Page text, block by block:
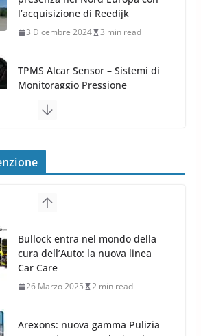
l’acquisizione di Reedijk
3 Dicembre 2024 3 min read
TPMS Alcar Sensor – Sistemi di
Monitoraggio Pressione
4 Aprile 2022
MAK 2019 – 2020
MAK FIVESTAR (2019)
24 Luglio 2019 1 min read
Bullock entra nel mondo della
cura dell’Auto: la nuova linea
Car Care
26 Marzo 2025 2 min read
Arexons: nuova gamma Pulizia